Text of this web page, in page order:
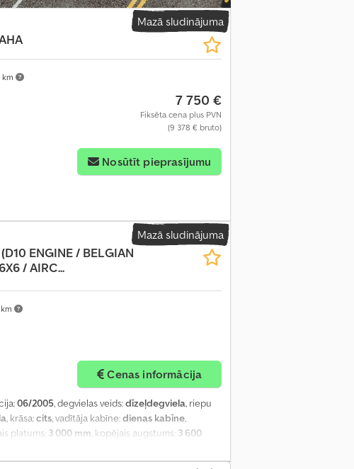
Mazā sludinājuma
km
7 750 €
Fiksēta cena plus PVN
(9 378 € bruto)
Nosūtīt pieprasījumu
Mazā sludinājuma
ENGINE / BELGIAN
/ AIRC...
Cenas informācija
06/2005, degvielas veids:dīzeļdegviela, riepu
, krāsa:cits, vadītāja kabīne:dienas kabīne,
platums: 3 000 mm, kopējais augstums: 3 600